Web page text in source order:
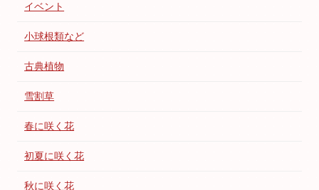
イベント
小球根類など
古典植物
雪割草
春に咲く花
初夏に咲く花
秋に咲く花